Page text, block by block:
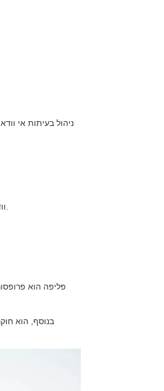
ניהול בעיתות אי
פליפה הוא
בנוסף, הוא